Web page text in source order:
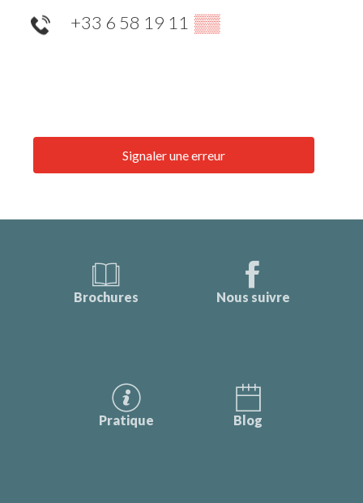
+33 6 58 19 11 ▒▒
Signaler une erreur
Brochures Nous suivre
Pratique Blog